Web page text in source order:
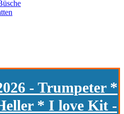
- Trumpeter *
* I love Kit -